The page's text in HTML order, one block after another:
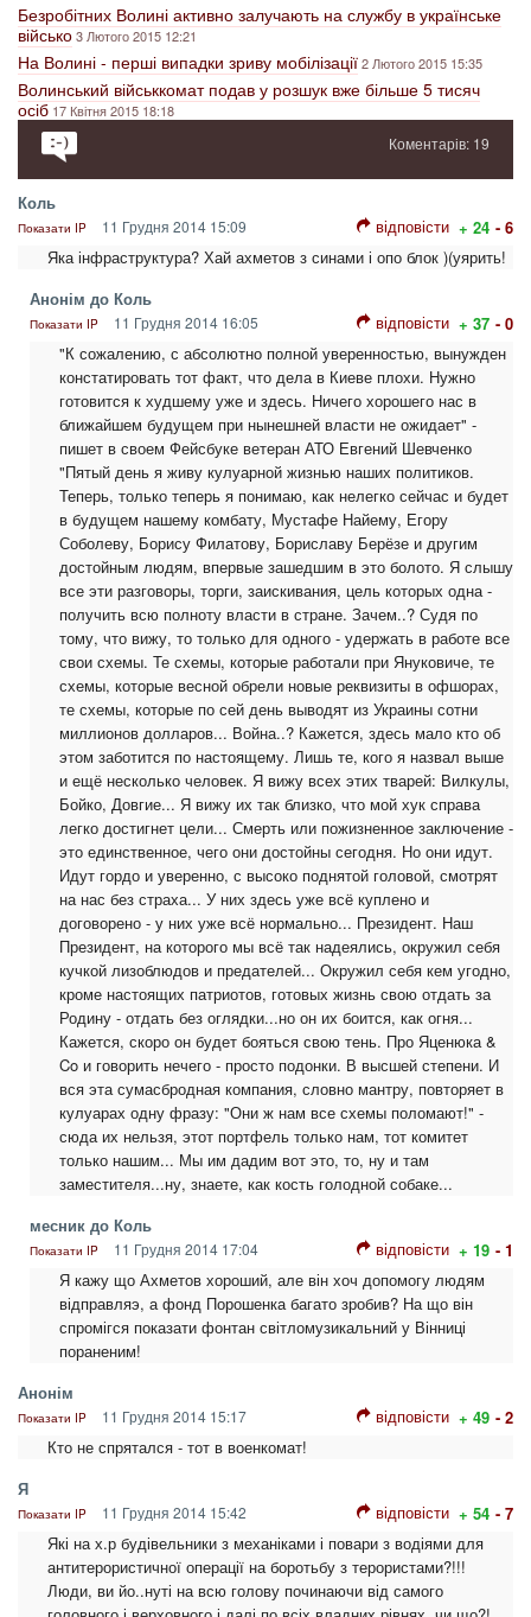
Безробітних Волині активно залучають на службу в українське
військо3 Лютого 2015 12:21
На Волині - перші випадки зриву мобілізації2 Лютого 2015 15:35
Волинський військкомат подав у розшук вже більше 5 тисяч
осіб 17 Квітня 2015 18:18
Коментарів: 19
Коль
Показати IP 11 Грудня 2014 15:09 відповісти + 24 - 6
Яка інфраструктура? Хай ахметов з синами і опо блок )(уярить!
Анонім до Коль
Показати IP 11 Грудня 2014 16:05 відповісти + 37 - 0
"К сожалению, с абсолютно полной уверенностью, вынужден
констатировать тот факт, что дела в Киеве плохи. Нужно
готовится к худшему уже и здесь. Ничего хорошего нас в
ближайшем будущем при нынешней власти не ожидает" -
пишет в своем Фейсбуке ветеран АТО Евгений Шевченко
"Пятый день я живу кулуарной жизнью наших политиков.
Теперь, только теперь я понимаю, как нелегко сейчас и будет
в будущем нашему комбату, Мустафе Найему, Егору
Соболеву, Борису Филатову, Бориславу Берёзе и другим
достойным людям, впервые зашедшим в это болото. Я слышу
все эти разговоры, торги, заискивания, цель которых одна -
получить всю полноту власти в стране. Зачем..? Судя по
тому, что вижу, то только для одного - удержать в работе все
свои схемы. Те схемы, которые работали при Януковиче, те
схемы, которые весной обрели новые реквизиты в офшорах,
те схемы, которые по сей день выводят из Украины сотни
миллионов долларов... Война..? Кажется, здесь мало кто об
этом заботится по настоящему. Лишь те, кого я назвал выше
и ещё несколько человек. Я вижу всех этих тварей: Вилкулы,
Бойко, Довгие... Я вижу их так близко, что мой хук справа
легко достигнет цели... Смерть или пожизненное заключение -
это единственное, чего они достойны сегодня. Но они идут.
Идут гордо и уверенно, с высоко поднятой головой, смотрят
на нас без страха... У них здесь уже всё куплено и
договорено - у них уже всё нормально... Президент. Наш
Президент, на которого мы всё так надеялись, окружил себя
кучкой лизоблюдов и предателей... Окружил себя кем угодно,
кроме настоящих патриотов, готовых жизнь свою отдать за
Родину - отдать без оглядки...но он их боится, как огня...
Кажется, скоро он будет бояться свою тень. Про Яценюка &
Co и говорить нечего - просто подонки. В высшей степени. И
вся эта сумасбродная компания, словно мантру, повторяет в
кулуарах одну фразу: "Они ж нам все схемы поломают!" -
сюда их нельзя, этот портфель только нам, тот комитет
только нашим... Мы им дадим вот это, то, ну и там
заместителя...ну, знаете, как кость голодной собаке...
месник до Коль
Показати IP 11 Грудня 2014 17:04 відповісти + 19 - 1
Я кажу що Ахметов хороший, але він хоч допомогу людям
відправляэ, а фонд Порошенка багато зробив? На що він
спромігся показати фонтан світломузикальний у Вінниці
пораненим!
Анонім
Показати IP 11 Грудня 2014 15:17 відповісти + 49 - 2
Кто не спрятался - тот в военкомат!
Я
Показати IP 11 Грудня 2014 15:42 відповісти + 54 - 7
Які на х.р будівельники з механіками і повари з водіями для
антитерористичної операції на боротьбу з терористами?!!!
Люди, ви йо..нуті на всю голову починаючи від самого